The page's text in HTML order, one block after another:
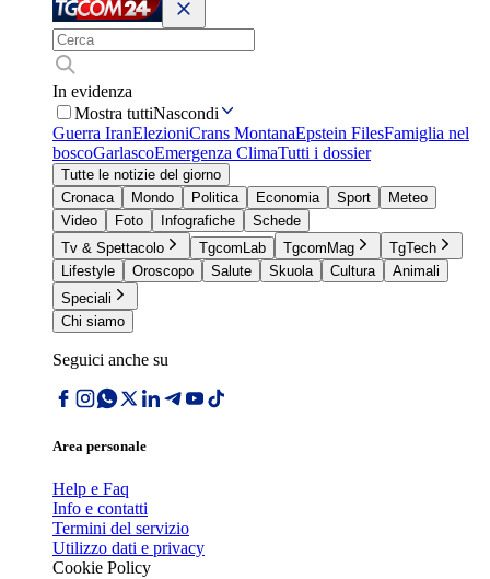
In evidenza
Mostra tuttiNascondi
Guerra IranElezioniCrans MontanaEpstein FilesFamiglia nel
boscoGarlascoEmergenza ClimaTutti i dossier
Tutte le notizie del giorno
Cronaca
Mondo Politica Economia Sport
Meteo
Video
Foto Infografiche
Schede
Tv & Spettacolo
TgcomLab TgcomMag
TgTech
Lifestyle
Oroscopo Salute Skuola Cultura
Animali
Speciali
Chi siamo
Seguici anche su
Area personale
Help e Faq
Info e contatti
Termini del servizio
Utilizzo dati e privacy
Cookie Policy